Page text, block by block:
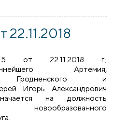
22.11.2018
от 22.11.2018 г.,
Артемия,
Гродненского и
Игорь Александрович
на должность
новообразованного